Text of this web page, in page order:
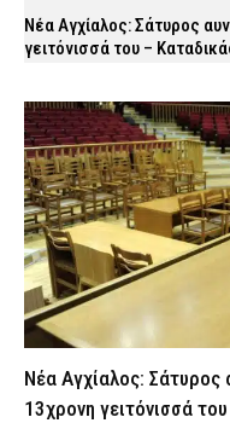
Νέα Αγχίαλος: Σάτυρος
γειτόνισσά του –
Σκιάθος: «Με
δρόμο» – Άγριος καβγάς
ΔΙΚΑΙΟΣΥΝΗ 7 Αυγούστου
Εξαφάνιση 15χρονου στην
Παιδιού»
ΕΙΔΗΣΕΙΣ 7 Αυγούστου 2026
Συνελήφθησαν σε Καβάλα
για ναρκωτικά και λαθραίο
Τραγωδία στην Πάτρα:
Νέα Αγχίαλος: Σάτυρος
13χρονη γειτόνισσά